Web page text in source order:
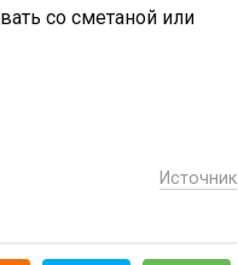
со сметаной или
Источник